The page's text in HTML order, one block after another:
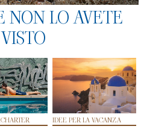
LO AVETE
IDEE PER LA VACANZA